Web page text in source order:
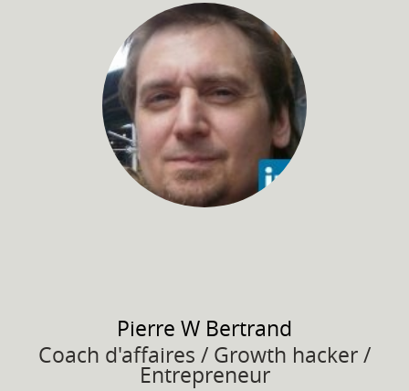
Pierre W Bertrand
Coach d'affaires / Growth hacker /
Entrepreneur